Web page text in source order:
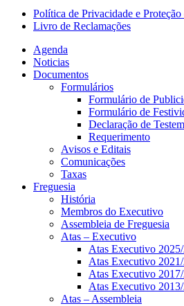
Política de Privacidade e Proteção
Livro de Reclamações
Agenda
Noticias
Documentos
Formulários
Formulário de
Formulário de
Declaração de
Requerimento
Avisos e Editais
Comunicações
Taxas
Freguesia
História
Membros do Executivo
Assembleia de Freguesia
Atas – Executivo
Atas Executivo
Atas Executivo
Atas Executivo 2017/
Atas Executivo
Atas – Assembleia